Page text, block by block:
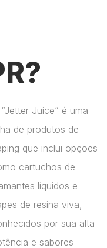
Juice” é uma
de produtos de
que inclui opções
cartuchos de
líquidos e
de resina viva,
por sua alta
e sabores